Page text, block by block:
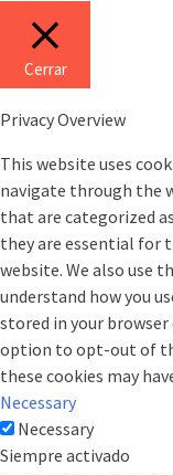
Cerrar
Privacy Overview
This website uses
navigate through the
that are categorized
they are essential for
website. We also use
understand how you
stored in your browser
option to opt-out of
these cookies may
Necessary
Necessary
Siempre activado